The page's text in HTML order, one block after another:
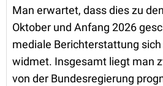
Man erwartet, dass dies zu
Oktober und Anfang 2026
mediale Berichterstattung
widmet. Insgesamt liegt man
von der Bundesregierung